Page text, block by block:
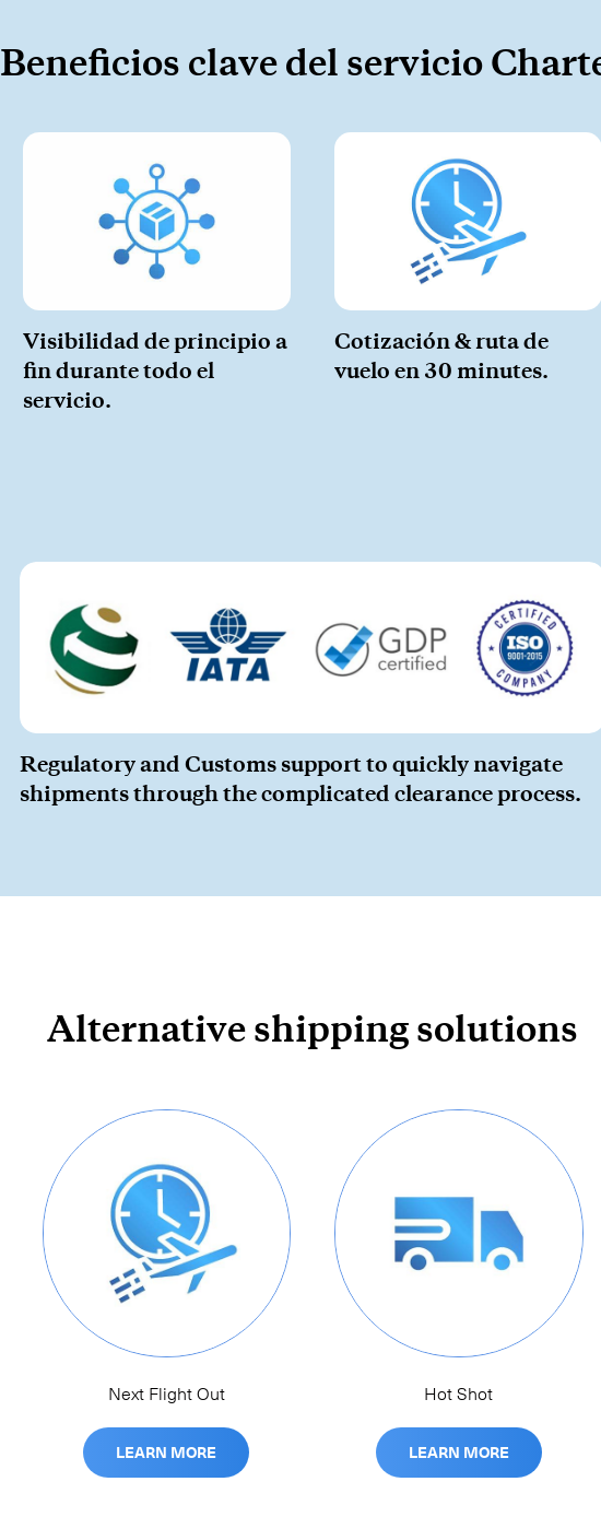
Beneficios clave del servicio
Visibilidad de principio a
fin durante todo el
servicio.
Cotización & ruta de
vuelo en 30 minutes.
Regulatory and Customs support to quickly navigate
shipments through the complicated clearance process.
Alternative shipping solutions
Next Flight Out
LEARN MORE
Hot Shot
LEARN MORE
CERCA
-On-Board Courier
Life Sciences Services